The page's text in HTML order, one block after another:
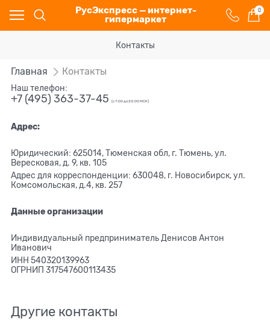
РусЭкспресс — интернет-
гипермаркет
0
Контакты
Главная Контакты
Наш телефон:
+7 (495) 363-37-45 (с 7:00 до 20:00 МСК)
Адрес:
Юридический: 625014, Тюменская обл, г. Тюмень, ул.
Вересковая, д. 9, кв. 105
Адрес для корреспонденции: 630048, г. Новосибирск, ул.
Комсомольская, д.4, кв. 257
Данные организации
Индивидуальный предприниматель Денисов Антон
Иванович
ИНН 540320139963
ОГРНИП 317547600113435
Другие контакты